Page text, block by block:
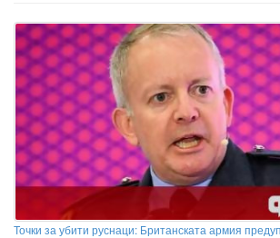
Точки за убити руснаци: Британската армия